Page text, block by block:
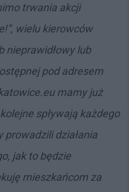
trwania akcji
wielu kierowców
nieprawidłowy lub
pod adresem
mamy już
spływają każdego
prowadzili działania
jak to będzie
mieszkańcom za